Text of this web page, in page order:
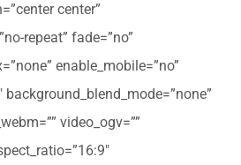
center”
repeat” fade=”no”
enable_mobile=”no”
background_blend_mode=”none”
video_ogv=””